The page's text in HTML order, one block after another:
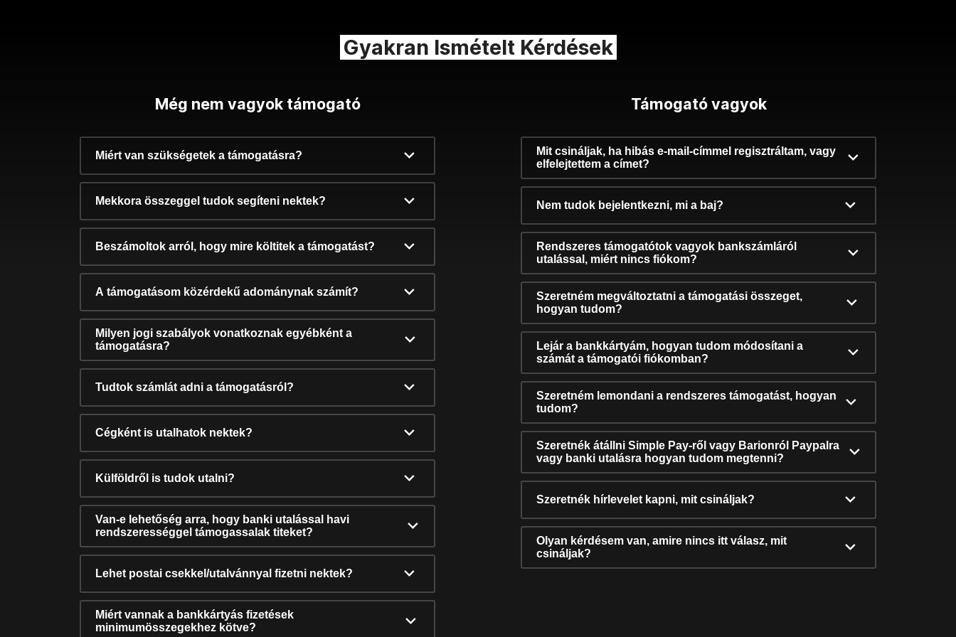
Gyakran Ismételt Kérdések
Még nem vagyok támogató
Miért van szükségetek a támogatásra?
Mekkora összeggel tudok segíteni nektek?
Beszámoltok arról, hogy mire költitek a támogatást?
A támogatásom közérdekű adománynak számít?
Milyen jogi szabályok vonatkoznak egyébként a
támogatásra?
Tudtok számlát adni a támogatásról?
Cégként is utalhatok nektek?
Külföldről is tudok utalni?
Van-e lehetőség arra, hogy banki utalással havi
rendszerességgel támogassalak titeket?
Lehet postai csekkel/utalvánnyal fizetni nektek?
Miért vannak a bankkártyás fizetések
minimumösszegekhez kötve?
Támogató vagyok
Mit csináljak, ha hibás e-mail-címmel regisztráltam, vagy
elfelejtettem a címet?
Nem tudok bejelentkezni, mi a baj?
Rendszeres támogatótok vagyok bankszámláról
utalással, miért nincs fiókom?
Szeretném megváltoztatni a támogatási összeget,
hogyan tudom?
Lejár a bankkártyám, hogyan tudom módosítani a
számát a támogatói fiókomban?
Szeretném lemondani a rendszeres támogatást, hogyan
tudom?
Szeretnék átállni Simple Pay-ről vagy Barionról Paypalra
vagy banki utalásra hogyan tudom megtenni?
Szeretnék hírlevelet kapni, mit csináljak?
Olyan kérdésem van, amire nincs itt válasz, mit
csináljak?